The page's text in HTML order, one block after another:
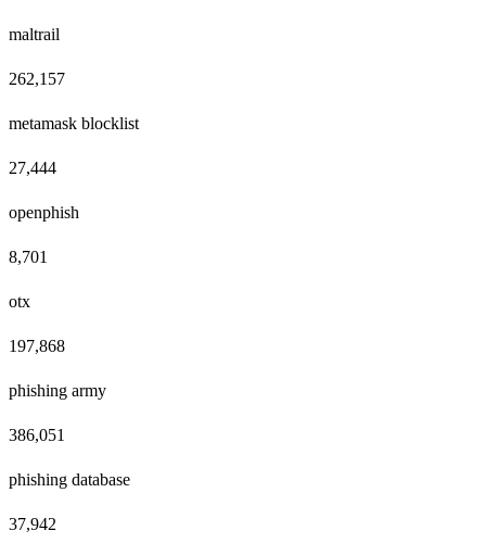
maltrail
262,157
metamask blocklist
27,444
openphish
8,701
otx
197,868
phishing army
386,051
phishing database
37,942